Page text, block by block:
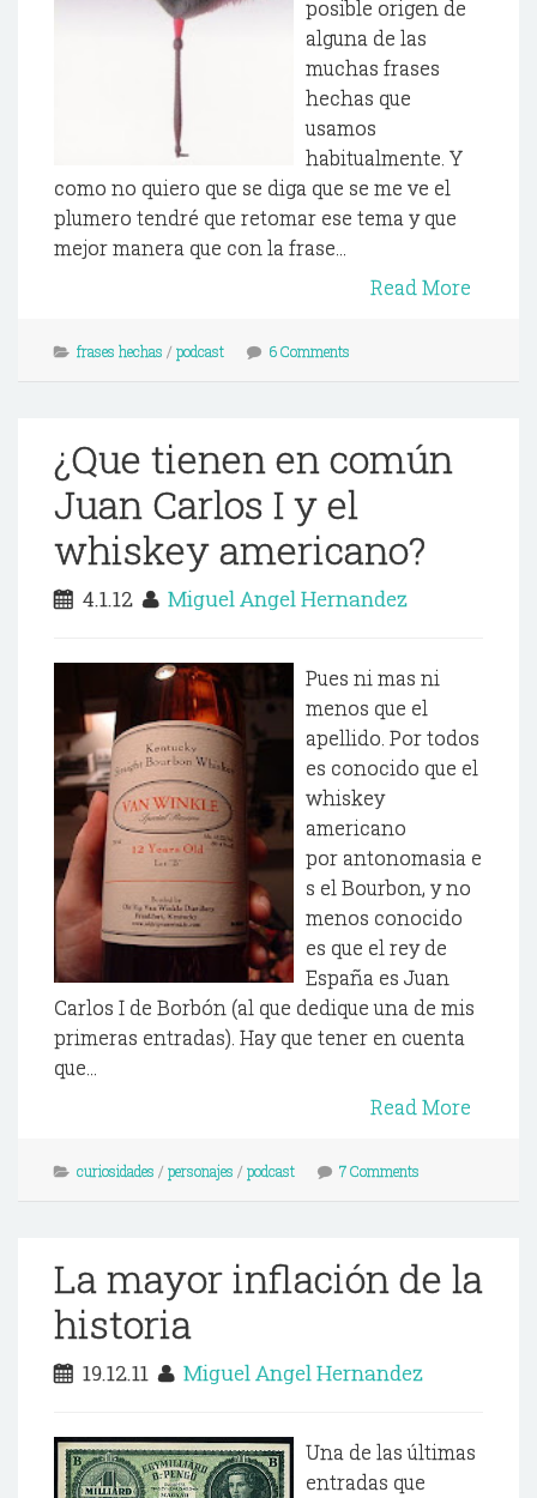
posible origen de
alguna de las
muchas frases
hechas que
usamos
habitualmente. Y
como no quiero que se diga que se me ve el
plumero tendré que retomar ese tema y que
mejor manera que con la frase...
Read More
frases hechas / podcast 6 Comments
¿Que tienen en común
Juan Carlos I y el
whiskey americano?
4.1.12 Miguel Angel Hernandez
Pues ni mas ni
menos que el
apellido. Por todos
es conocido que el
whiskey
americano
por antonomasia e
s el Bourbon, y no
menos conocido
es que el rey de
España es Juan
Carlos I de Borbón (al que dedique una de mis
primeras entradas). Hay que tener en cuenta
que...
Read More
curiosidades / personajes / podcast 7 Comments
La mayor inflación de la
historia
19.12.11 Miguel Angel Hernandez
Una de las últimas
entradas que